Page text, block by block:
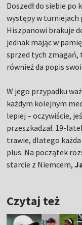
Doszedł do siebie
występy w turniejach
Hiszpanowi brakuje
jednak mając w
sprzed tych zmagań,
również da popis
W jego przypadku
każdym kolejnym
lepiej – oczywiście,
przeszkadzał. 19-
trawie, dlatego każda
plus. Na początek
starcie z Niemcem,
Czytaj też